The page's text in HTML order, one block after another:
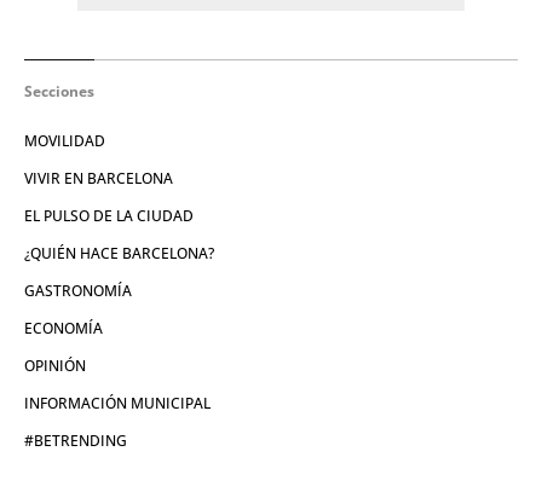
Secciones
MOVILIDAD
VIVIR EN BARCELONA
EL PULSO DE LA CIUDAD
¿QUIÉN HACE BARCELONA?
GASTRONOMÍA
ECONOMÍA
OPINIÓN
INFORMACIÓN MUNICIPAL
#BETRENDING